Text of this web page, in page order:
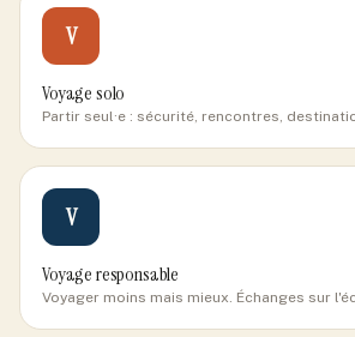
V
Voyage solo
Partir seul·e : sécurité, rencontres,
V
Voyage responsable
Voyager moins mais mieux. Échanges sur